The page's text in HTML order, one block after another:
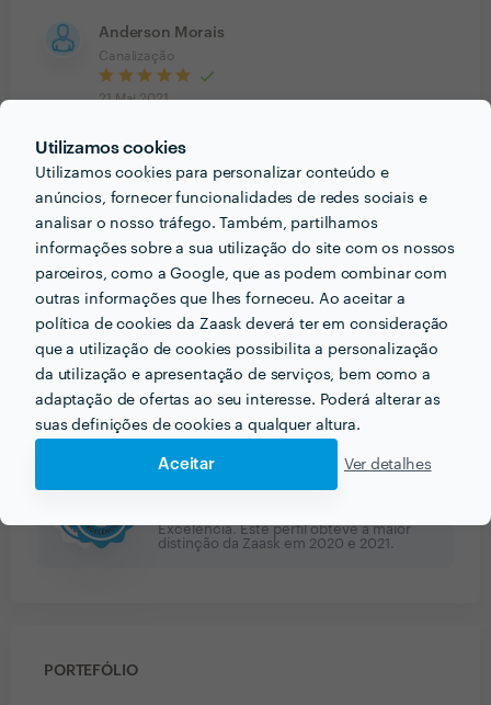
Utilizamos cookies
Utilizamos cookies para personalizar conteúdo e
anúncios, fornecer funcionalidades de redes sociais e
analisar o nosso tráfego. Também, partilhamos
informações sobre a sua utilização do site com os nossos
parceiros, como a Google, que as podem combinar com
outras informações que lhes forneceu. Ao aceitar a
política de cookies da Zaask deverá ter em consideração
que a utilização de cookies possibilita a personalização
da utilização e apresentação de serviços, bem como a
adaptação de ofertas ao seu interesse. Poderá alterar as
suas definições de cookies a qualquer altura.
Aceitar Ver detalhes
Anderson Morais
Canalização
21 Mai 2021
Cliente Zaask
Canalização
10 Mai 2021
Ver mais
PRÉMIOS ZAASK
x2 2 vezes Profissional de Excelência
Excelência. Este perfil obteve a maior
distinção da Zaask em 2020 e 2021
PORTEFÓLIO